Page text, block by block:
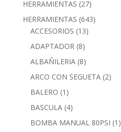
HERRAMIENTAS (27)
HERRAMIENTAS (643)
ACCESORIOS (13)
ADAPTADOR (8)
ALBAÑILERIA (8)
ARCO CON SEGUETA (2)
BALERO (1)
BASCULA (4)
BOMBA MANUAL 80PSI (1)